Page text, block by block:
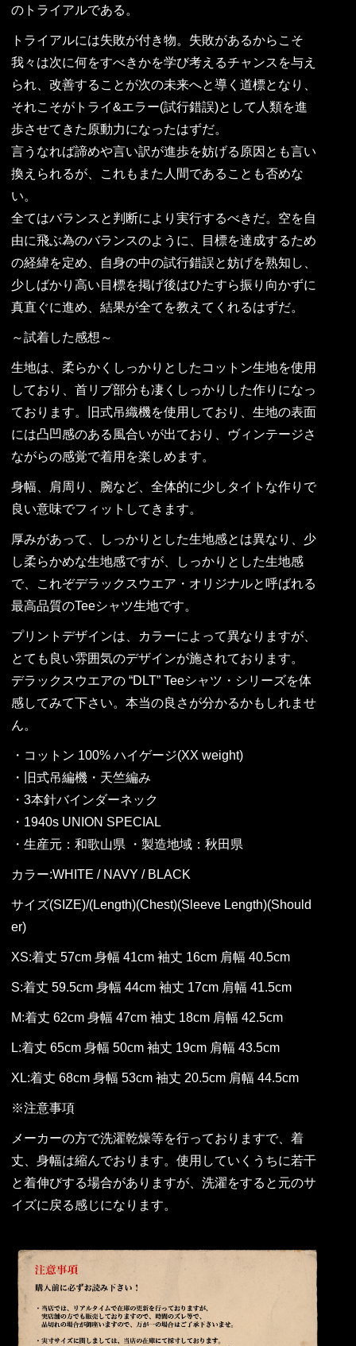
のトライアルである。
トライアルには失敗が付き物。失敗があるからこそ
我々は次に何をすべきかを学び考えるチャンスを与え
られ、改善することが次の未来へと導く道標となり、
それこそがトライ&エラー(試行錯誤)として人類を進
歩させてきた原動力になったはずだ。
言うなれば諦めや言い訳が進歩を妨げる原因とも言い
換えられるが、これもまた人間であることも否めな
い。
全てはバランスと判断により実行するべきだ。空を自
由に飛ぶ為のバランスのように、目標を達成するため
の経緯を定め、自身の中の試行錯誤と妨げを熟知し、
少しばかり高い目標を掲げ後はひたすら振り向かずに
真直ぐに進め、結果が全てを教えてくれるはずだ。
～試着した感想～
生地は、柔らかくしっかりとしたコットン生地を使用
しており、首リブ部分も凄くしっかりした作りになっ
ております。旧式吊織機を使用しており、生地の表面
には凸凹感のある風合いが出ており、ヴィンテージさ
ながらの感覚で着用を楽しめます。
身幅、肩周り、腕など、全体的に少しタイトな作りで
良い意味でフィットしてきます。
厚みがあって、しっかりとした生地感とは異なり、少
し柔らかめな生地感ですが、しっかりとした生地感
で、これぞデラックスウエア・オリジナルと呼ばれる
最高品質のTeeシャツ生地です。
プリントデザインは、カラーによって異なりますが、
とても良い雰囲気のデザインが施されております。
デラックスウエアの “DLT” Teeシャツ・シリーズを体
感してみて下さい。本当の良さが分かるかもしれませ
ん。
・コットン 100% ハイゲージ(XX weight)
・旧式吊編機・天竺編み
・3本針バインダーネック
・1940s UNION SPECIAL
・生産元：和歌山県 ・製造地域：秋田県
カラー:WHITE / NAVY / BLACK
サイズ(SIZE)/(Length)(Chest)(Sleeve Length)(Should
er)
XS:着丈 57cm 身幅 41cm 袖丈 16cm 肩幅 40.5cm
S:着丈 59.5cm 身幅 44cm 袖丈 17cm 肩幅 41.5cm
M:着丈 62cm 身幅 47cm 袖丈 18cm 肩幅 42.5cm
L:着丈 65cm 身幅 50cm 袖丈 19cm 肩幅 43.5cm
XL:着丈 68cm 身幅 53cm 袖丈 20.5cm 肩幅 44.5cm
※注意事項
メーカーの方で洗濯乾燥等を行っておりますで、着
丈、身幅は縮んでおります。使用していくうちに若干
と着伸びする場合がありますが、洗濯をすると元のサ
イズに戻る感じになります。